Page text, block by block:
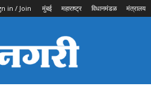
in / Join मुंबई महाराष्ट्र विधानमंडळ मंत्रालय